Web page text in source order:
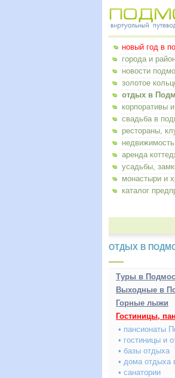
новый год в
города и
новости
золотое
отдых в
корпоративы
свадьба в
рестораны,
недвижимость
аренда
усадьбы,
монастыри и
каталог
ОТДЫХ В
Туры в
Выходные в
Горные лыжи
Гостиницы,
• пансионаты
• гостиницы и
• базы отдыха
• дома отдыха
• санатории